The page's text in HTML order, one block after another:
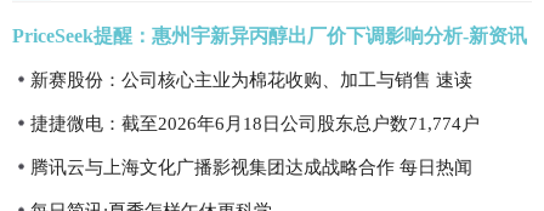
PriceSeek提醒：惠州宇新异丙醇出厂价下调影响分析-新资讯
新赛股份：公司核心主业为棉花收购、加工与销售 速读
捷捷微电：截至2026年6月18日公司股东总户数71,774户
腾讯云与上海文化广播影视集团达成战略合作 每日热闻